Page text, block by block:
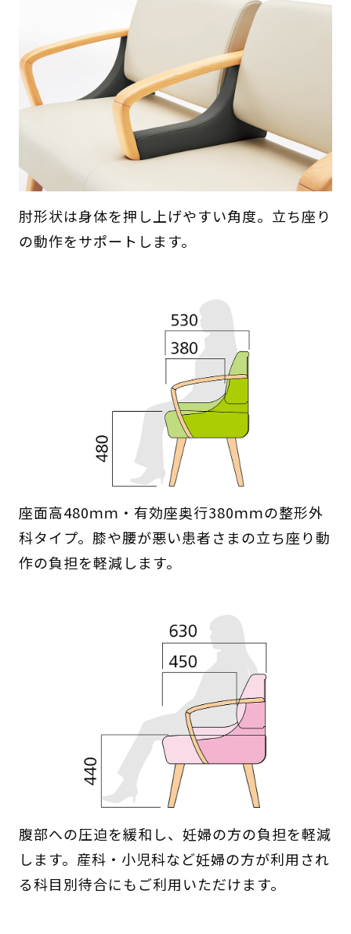
肘形状は身体を押し上げやすい角度。立ち座り
の動作をサポートします。
座面高480ｍｍ・有効座奥行380ｍｍの整形外
科タイプ。膝や腰が悪い患者さまの立ち座り動
作の負担を軽減します。
腹部への圧迫を緩和し、妊婦の方の負担を軽減
します。産科・小児科など妊婦の方が利用され
る科目別待合にもご利用いただけます。